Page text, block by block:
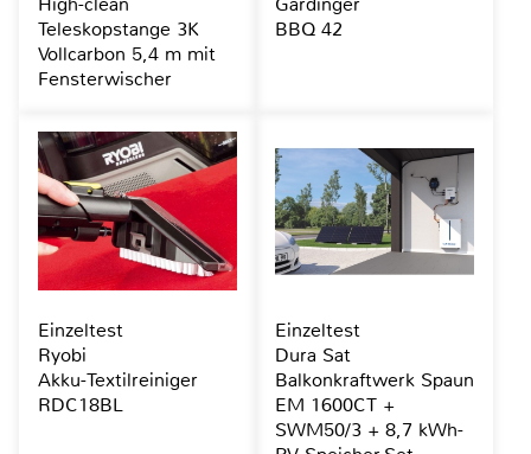
Teleskopstange 3K
Vollcarbon 5,4 m mit
Fensterwischer
BBQ 42
Einzeltest
Ryobi
Akku-Textilreiniger
RDC18BL
Einzeltest
Dura Sat
Balkonkraftwerk Spaun
EM 1600CT +
SWM50/3 + 8,7 kWh-